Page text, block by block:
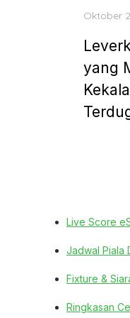
Posted
Oktober
yang
Live Score
Jadwal Piala
Fixture &
Ringkasan